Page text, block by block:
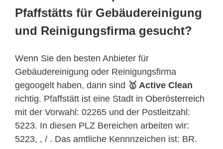
Pfaffstätts für Gebäudereinigung
und Reinigungsfirma gesucht?
Wenn Sie den besten Anbieter für
Gebäudereinigung oder Reinigungsfirma
gegoogelt haben, dann sind 🥇 Active Clean
richtig. Pfaffstätt ist eine Stadt in Oberösterreich
mit der Vorwahl: 02265 und der Postleitzahl:
5223. In diesen PLZ Bereichen arbeiten wir:
5223, , / . Das amtliche Kennnzeichen ist: BR.